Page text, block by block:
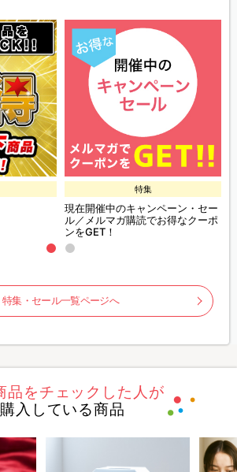
特集
現在開催中のキャンペーン・セー
ル／メルマガ購読でお得なクーポ
ンをGET！
特集・セール一覧ページへ
品をチェックした人が
購入している商品